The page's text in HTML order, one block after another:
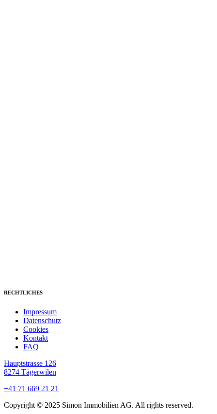
RECHTLICHES
Impressum
Datenschutz
Cookies
Kontakt
FAQ
Hauptstrasse 126
8274 Tägerwilen
+41 71 669 21 21
Copyright © 2025 Simon Immobilien AG. All rights reserved.